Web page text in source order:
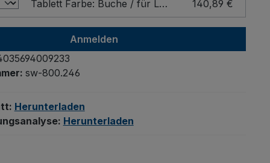
Tablett Farbe: Buche / für Ladefläche - Breite x Tiefe (mm): 1200 x 800
140,89 €
Anmelden
sw-800.246
Herunterladen
Herunterladen